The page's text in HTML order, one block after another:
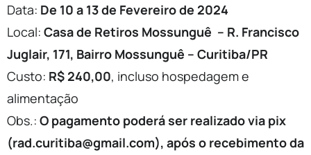
Data: De 10 a 13 de Fevereiro de 2024
Local: Casa de Retiros Mossunguê – R. Francisco
Juglair, 171, Bairro Mossunguê – Curitiba/PR
Custo: R$ 240,00, incluso hospedagem e
alimentação
Obs.: O pagamento poderá ser realizado via pix
(rad.curitiba@gmail.com), após o recebimento da